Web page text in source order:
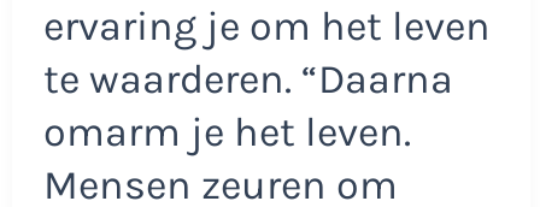
ervaring je om het leven
te waarderen. “Daarna
omarm je het leven.
Mensen zeuren om